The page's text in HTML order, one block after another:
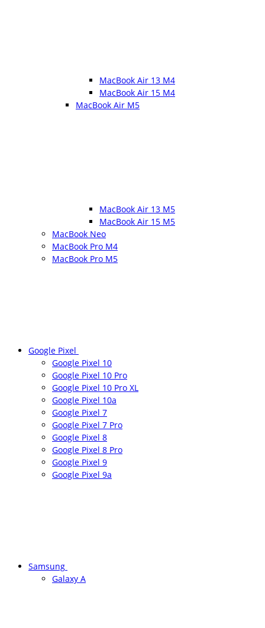
MacBook Air 13 M4
MacBook Air 15 M4
MacBook Air M5
MacBook Air 13 M5
MacBook Air 15 M5
MacBook Neo
MacBook Pro M4
MacBook Pro M5
Google Pixel
Google Pixel 10
Google Pixel 10 Pro
Google Pixel 10 Pro XL
Google Pixel 10a
Google Pixel 7
Google Pixel 7 Pro
Google Pixel 8
Google Pixel 8 Pro
Google Pixel 9
Google Pixel 9a
Samsung
Galaxy A